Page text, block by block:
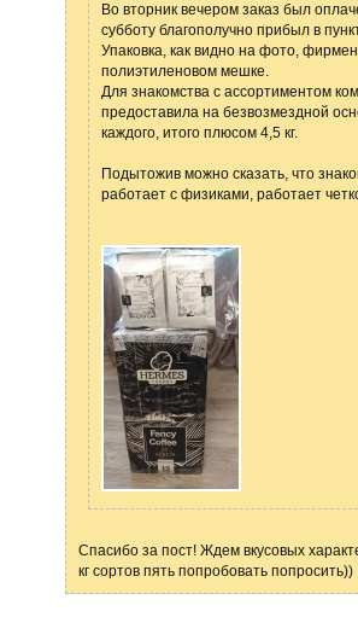
Во вторник вечером заказ был
субботу благополучно прибыл в
Упаковка, как видно на фото,
полиэтиленовом мешке.
Для знакомства с ассортиментом
предоставила на безвозмездной
каждого, итого плюсом 4,5 кг.
Подытожив можно сказать, что
работает с физиками, работает
Спасибо за пост! Ждем вкусовых
кг сортов пять попробовать попросить))